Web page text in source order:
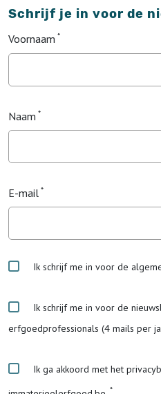
Schrijf je in voor de
Voornaam
Naam
E-mail
Ik schrijf me in voor de
Ik schrijf me in voor de
erfgoedprofessionals (4 mails per
Ik ga akkoord met het